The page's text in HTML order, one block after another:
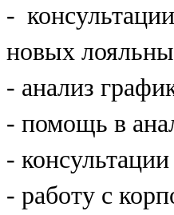
-
новых
- анализ
- помощь в
-
- работу с